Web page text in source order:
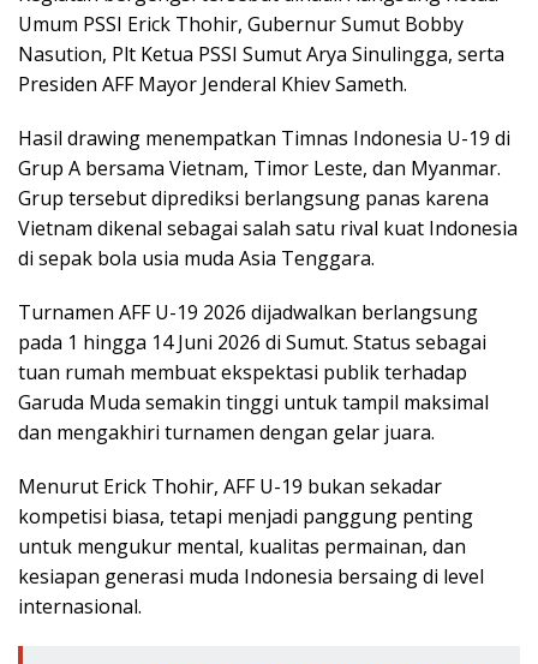
Umum PSSI Erick Thohir, Gubernur Sumut Bobby
Nasution, Plt Ketua PSSI Sumut Arya Sinulingga, serta
Presiden AFF Mayor Jenderal Khiev Sameth.
Hasil drawing menempatkan Timnas Indonesia U-19 di
Grup A bersama Vietnam, Timor Leste, dan Myanmar.
Grup tersebut diprediksi berlangsung panas karena
Vietnam dikenal sebagai salah satu rival kuat Indonesia
di sepak bola usia muda Asia Tenggara.
Turnamen AFF U-19 2026 dijadwalkan berlangsung
pada 1 hingga 14 Juni 2026 di Sumut. Status sebagai
tuan rumah membuat ekspektasi publik terhadap
Garuda Muda semakin tinggi untuk tampil maksimal
dan mengakhiri turnamen dengan gelar juara.
Menurut Erick Thohir, AFF U-19 bukan sekadar
kompetisi biasa, tetapi menjadi panggung penting
untuk mengukur mental, kualitas permainan, dan
kesiapan generasi muda Indonesia bersaing di level
internasional.